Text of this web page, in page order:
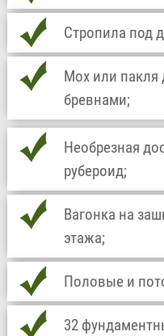
Стропила под
Мох или пакля
бревнами;
Необрезная
рубероид;
Вагонка на
этажа;
Половые и
32